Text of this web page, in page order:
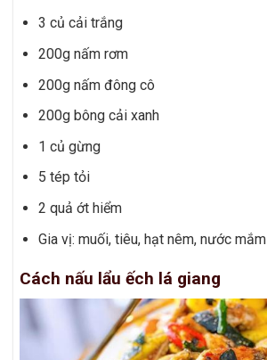
3 củ cải trắng
200g nấm rơm
200g nấm đông cô
200g bông cải xanh
1 củ gừng
5 tép tỏi
2 quả ớt hiểm
Gia vị: muối, tiêu, hạt nêm, nước mắm
Cách nấu lẩu ếch lá giang